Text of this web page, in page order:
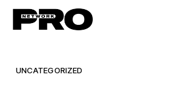
UNCATEGORIZED